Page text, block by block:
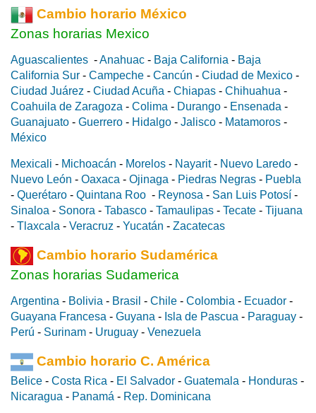
Cambio horario México
Zonas horarias Mexico
Aguascalientes -Anahuac - Baja California - Baja
California Sur - Campeche - Cancún - Ciudad de Mexico -
Ciudad Juárez - Ciudad Acuña - Chiapas - Chihuahua -
Coahuila de Zaragoza - Colima - Durango - Ensenada -
Guanajuato - Guerrero - Hidalgo - Jalisco - Matamoros -
México
Mexicali - Michoacán - Morelos - Nayarit- Nuevo Laredo -
Nuevo León - Oaxaca - Ojinaga - Piedras Negras - Puebla
- Querétaro - Quintana Roo - Reynosa - San Luis Potosí -
Sinaloa - Sonora - Tabasco - Tamaulipas - Tecate - Tijuana
- Tlaxcala - Veracruz - Yucatán - Zacatecas
Cambio horario Sudamérica
Zonas horarias Sudamerica
Argentina - Bolivia - Brasil - Chile - Colombia - Ecuador -
Guayana Francesa - Guyana - Isla de Pascua - Paraguay -
Perú - Surinam - Uruguay - Venezuela
Cambio horario C. América
Belice - Costa Rica - El Salvador - Guatemala - Honduras -
Nicaragua - Panamá - Rep. Dominicana